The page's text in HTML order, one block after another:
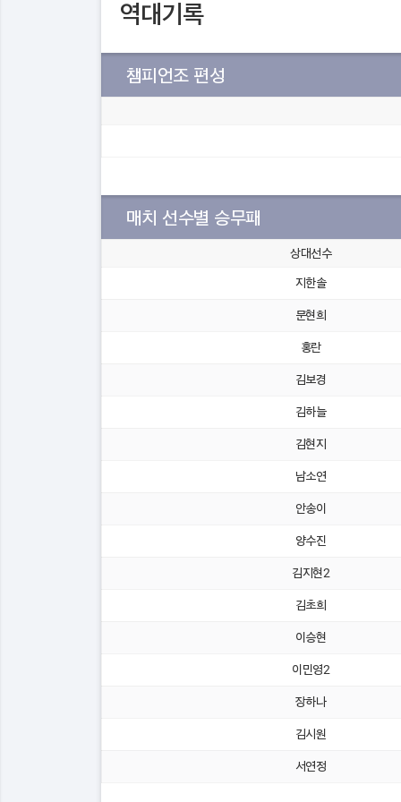
역대기록
챔피언조 편성
매치 선수별 승무패
상대선수
지한솔
문현희
홍란
김보경
김하늘
김현지
남소연
안송이
양수진
김지현2
김초희
이승현
이민영2
장하나
김시원
서연정